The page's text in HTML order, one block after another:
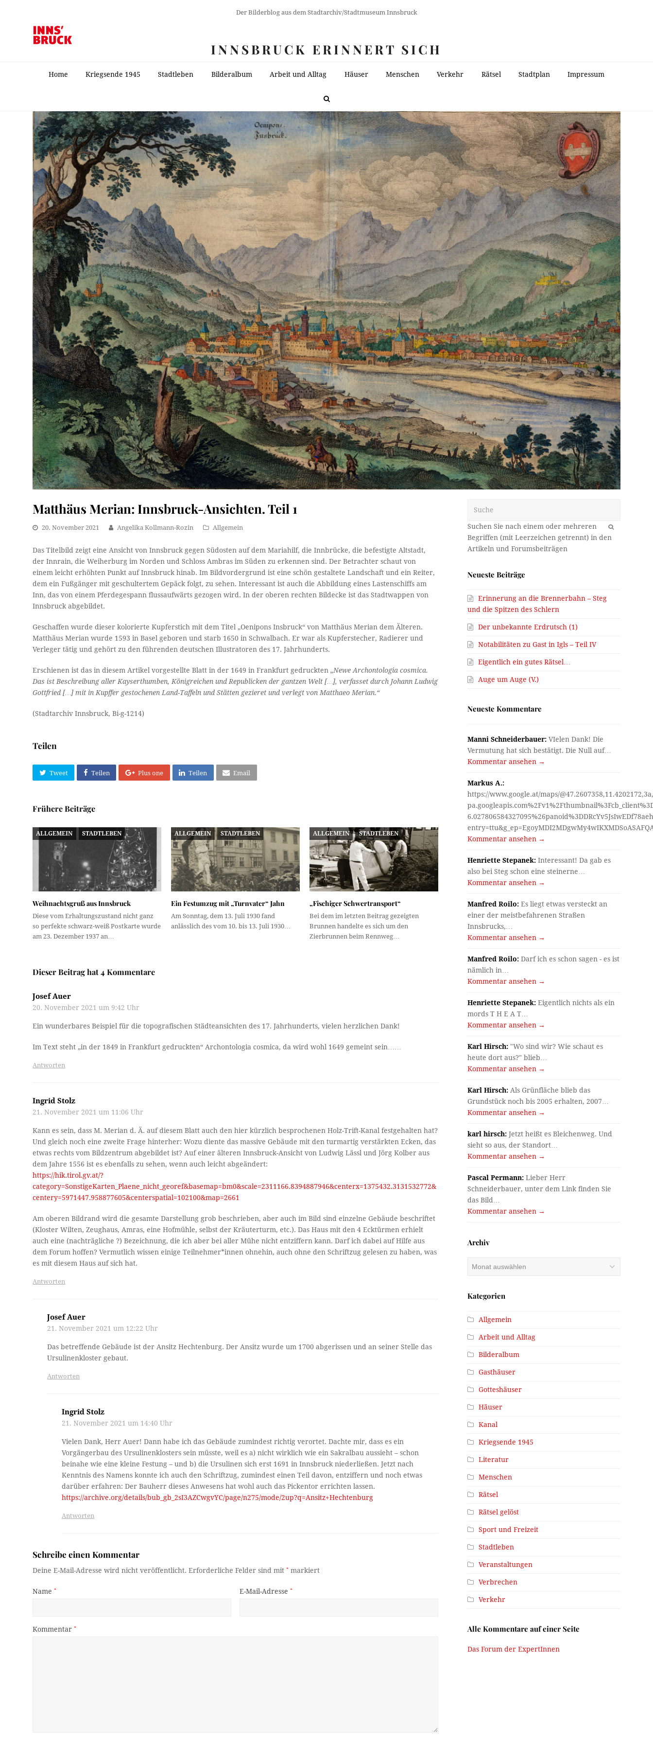
Der Bilderblog aus dem Stadtarchiv/Stadtmuseum Innsbruck
INNSBRUCK ERINNERT SICH
Home Kriegsende 1945 Stadtleben Bilderalbum Arbeit und Alltag Häuser Menschen Verkehr Rätsel Stadtplan Impressum
Matthäus Merian: Innsbruck-Ansichten. Teil 1
20. November 2021 Angelika Kollmann-Rozin Allgemein
Das Titelbild zeigt eine Ansicht von Innsbruck gegen Südosten auf dem Mariahilf, die Innbrücke, die befestigte Altstadt,
der Innrain, die Weiherburg im Norden und Schloss Ambras im Süden zu erkennen sind. Der Betrachter schaut von
einem leicht erhöhten Punkt auf Innsbruck hinab. Im Bildvordergrund ist eine schön gestaltete Landschaft und ein Reiter,
dem ein Fußgänger mit geschultertem Gepäck folgt, zu sehen. Interessant ist auch die Abbildung eines Lastenschiffs am
Inn, das von einem Pferdegespann flussaufwärts gezogen wird. In der oberen rechten Bildecke ist das Stadtwappen von
Innsbruck abgebildet.
Geschaffen wurde dieser kolorierte Kupferstich mit dem Titel „Oenipons Insbruck“ von Matthäus Merian dem Älteren.
Matthäus Merian wurde 1593 in Basel geboren und starb 1650 in Schwalbach. Er war als Kupferstecher, Radierer und
Verleger tätig und gehört zu den führenden deutschen Illustratoren des 17. Jahrhunderts.
Erschienen ist das in diesem Artikel vorgestellte Blatt in der 1649 in Frankfurt gedruckten „Newe Archontologia cosmica.
Das ist Beschreibung aller Kayserthumben, Königreichen und Republicken der gantzen Welt […], verfasset durch Johann Ludwig
Gottfried […] mit in Kupffer gestochenen Land-Taffeln und Stätten gezieret und verlegt von Matthaeo Merian.“
(Stadtarchiv Innsbruck, Bi-g-1214)
Teilen
Tweet Teilen Plus one Teilen Email
Frühere Beiträge
ALLGEMEIN STADTLEBEN
Weihnachtsgruß aus Innsbruck
Diese vom Erhaltungszustand nicht ganz
so perfekte schwarz-weiß Postkarte wurde
am 23. Dezember 1937 an…
ALLGEMEIN STADTLEBEN
Ein Festumzug mit „Turnvater“ Jahn
Am Sonntag, dem 13. Juli 1930 fand
anlässlich des vom 10. bis 13. Juli 1930…
ALLGEMEIN STADTLEBEN
„Fischiger Schwertransport“
Bei dem im letzten Beitrag gezeigten
Brunnen handelte es sich um den
Zierbrunnen beim Rennweg…
Dieser Beitrag hat 4 Kommentare
Josef Auer
20. November 2021 um 9:42 Uhr
Ein wunderbares Beispiel für die topografischen Städteansichten des 17. Jahrhunderts, vielen herzlichen Dank!
Im Text steht „in der 1849 in Frankfurt gedruckten“ Archontologia cosmica, da wird wohl 1649 gemeint sein……
Antworten
Ingrid Stolz
21. November 2021 um 11:06 Uhr
Kann es sein, dass M. Merian d. Ä. auf diesem Blatt auch den hier kürzlich besprochenen Holz-Trift-Kanal festgehalten hat?
Und gleich noch eine zweite Frage hinterher: Wozu diente das massive Gebäude mit den turmartig verstärkten Ecken, das
etwas rechts vom Bildzentrum abgebildet ist? Auf einer älteren Innsbruck-Ansicht von Ludwig Lässl und Jörg Kolber aus
dem Jahre 1556 ist es ebenfalls zu sehen, wenn auch leicht abgeändert:
https://hik.tirol.gv.at/?
category=SonstigeKarten_Plaene_nicht_georef&basemap=bm0&scale=2311166.8394887946&centerx=1375432.3131532772&
centery=5971447.958877605&centerspatial=102100&map=2661
Am oberen Bildrand wird die gesamte Darstellung grob beschrieben, aber auch im Bild sind einzelne Gebäude beschriftet
(Kloster Wilten, Zeughaus, Amras, eine Hofmühle, selbst der Kräuterturm, etc.). Das Haus mit den 4 Ecktürmen erhielt
auch eine (nachträgliche ?) Bezeichnung, die ich aber bei aller Mühe nicht entziffern kann. Darf ich dabei auf Hilfe aus
dem Forum hoffen? Vermutlich wissen einige Teilnehmer*innen ohnehin, auch ohne den Schriftzug gelesen zu haben, was
es mit diesem Haus auf sich hat.
Antworten
Josef Auer
21. November 2021 um 12:22 Uhr
Das betreffende Gebäude ist der Ansitz Hechtenburg. Der Ansitz wurde um 1700 abgerissen und an seiner Stelle das
Ursulinenkloster gebaut.
Antworten
Ingrid Stolz
21. November 2021 um 14:40 Uhr
Vielen Dank, Herr Auer! Dann habe ich das Gebäude zumindest richtig verortet. Dachte mir, dass es ein
Vorgängerbau des Ursulinenklosters sein müsste, weil es a) nicht wirklich wie ein Sakralbau aussieht – schon
beinahe wie eine kleine Festung – und b) die Ursulinen sich erst 1691 in Innsbruck niederließen. Jetzt nach
Kenntnis des Namens konnte ich auch den Schriftzug, zumindest einen Teil davon, entziffern und noch etwas
darüber erfahren: Der Bauherr dieses Anwesens hat wohl auch das Pickentor errichten lassen.
https://archive.org/details/bub_gb_2sI3AZCwgvYC/page/n275/mode/2up?q=Ansitz+Hechtenburg
Antworten
Schreibe einen Kommentar
Deine E-Mail-Adresse wird nicht veröffentlicht. Erforderliche Felder sind mit* markiert
Name* E-Mail-Adresse *
Kommentar*
OK
Neueste Beiträge
Erinnerung an die Brennerbahn – Steg
und die Spitzen des Schlern
Der unbekannte Erdrutsch (1)
Notabilitäten zu Gast in Igls – Teil IV
Eigentlich ein gutes Rätsel…
Auge um Auge (V.)
Neueste Kommentare
Manni Schneiderbauer: VIelen Dank! Die
Vermutung hat sich bestätigt. Die Null auf…
Kommentar ansehen →
Markus A.:
https://www.google.at/maps/
Kommentar ansehen →
Henriette Stepanek: Interessant! Da gab es
also bei Steg schon eine steinerne…
Kommentar ansehen →
Manfred Roilo: Es liegt etwas versteckt an
einer der meistbefahrenen Straßen
Innsbrucks,…
Kommentar ansehen →
Manfred Roilo: Darf ich es schon sagen - es ist
nämlich in…
Kommentar ansehen →
Henriette Stepanek: Eigentlich nichts als ein
mords T H E A T…
Kommentar ansehen →
Karl Hirsch: "Wo sind wir? Wie schaut es
heute dort aus?" blieb…
Kommentar ansehen →
Karl Hirsch: Als Grünfläche blieb das
Grundstück noch bis 2005 erhalten, 2007…
Kommentar ansehen →
karl hirsch: Jetzt heißt es Bleichenweg. Und
sieht so aus, der Standort…
Kommentar ansehen →
Pascal Permann: Lieber Herr
Schneiderbauer, unter dem Link finden Sie
das Bild…
Kommentar ansehen →
Archiv
Kategorien
Allgemein
Arbeit und Alltag
Bilderalbum
Gasthäuser
Gotteshäuser
Häuser
Kanal
Kriegsende 1945
Literatur
Menschen
Rätsel
Rätsel gelöst
Sport und Freizeit
Stadtleben
Veranstaltungen
Verbrechen
Verkehr
Alle Kommentare auf einer Seite
Das Forum der ExpertInnen